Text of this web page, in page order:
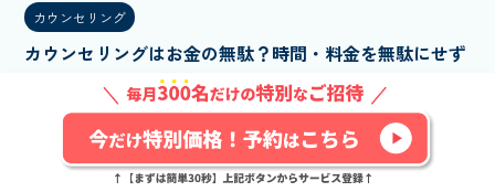
カウンセリング
カウンセリングはお金の無駄？時間・料金を無駄にせず
に効果的に受ける方法を紹介